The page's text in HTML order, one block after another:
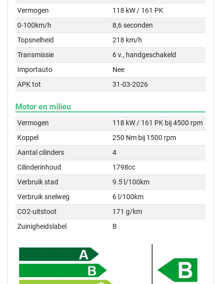
Vermogen
118 kW / 161 PK
0-100km/h
8,6 seconden
Topsnelheid
218 km/h
Transmissie
6 v., handgeschakeld
Importauto
Nee
APK tot
31-03-2026
Motor en milieu
Vermogen
118 kW / 161 PK bij 4500 rpm
Koppel
250 Nm bij 1500 rpm
Aantal cilinders
4
Cilinderinhoud
1798cc
Verbruik stad
9.5 l/100km
Verbruik snelweg
6 l/100km
CO2-uitstoot
171 g/km
Zuinigheidslabel
B